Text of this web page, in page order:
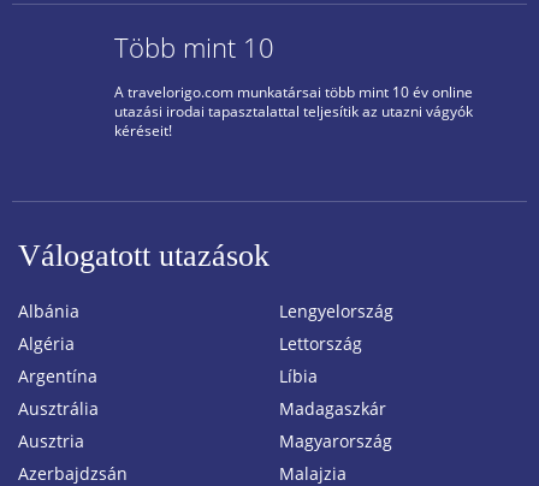
Több mint 10
A travelorigo.com munkatársai több mint 10 év online
utazási irodai tapasztalattal teljesítik az utazni vágyók
kéréseit!
Válogatott utazások
Albánia
Algéria
Argentína
Ausztrália
Ausztria
Azerbajdzsán
Lengyelország
Lettország
Líbia
Madagaszkár
Magyarország
Malajzia